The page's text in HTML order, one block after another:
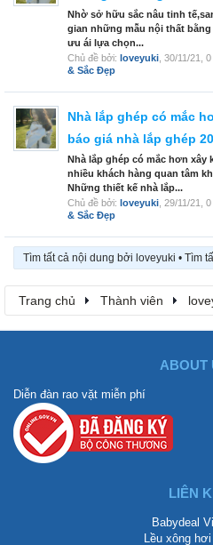
Nhờ sở hữu sắc nâu tinh
gian những mẫu nội thất
ưu ái lựa chọn...
Chủ đề bởi: loveyuki 30/11/21 ,
& Sắc Đẹp
Nhà lắp ghép có mắc
báo giá nhà lắp ghép
Nhà lắp ghép có mắc hơn
nhiều khách hàng quan tâm
Những thiết kế nhà lắp...
Chủ đề bởi: loveyuki 29/11/21 ,
& Sắc Đẹp
Tìm tất cả nội dung bởi loveyuki Tìm
Trang chủ Thành viên
ABOUT
Diễn đàn rao vặt miễn phí
LIÊN
Babydeal
Lều xông